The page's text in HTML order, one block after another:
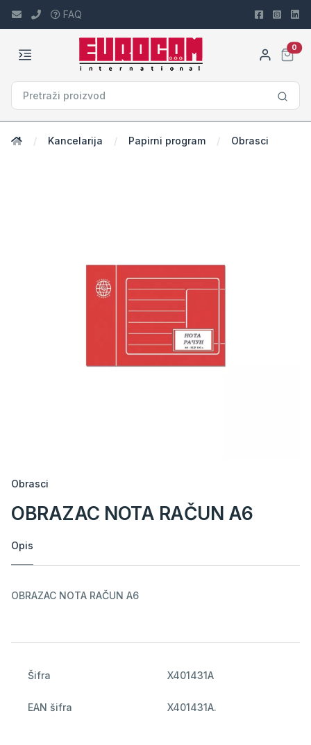
FAQ
0 cart
Kancelarija Papirni program Obrasci
Obrasci
OBRAZAC NOTA RAČUN A6
Opis
OBRAZAC NOTA RAČUN A6
Šifra X401431A
EAN šifra X401431A.